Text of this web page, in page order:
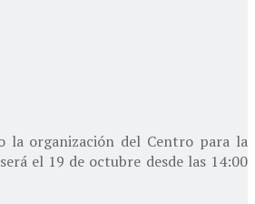
la organización del Centro para la
el 19 de octubre desde las 14:00